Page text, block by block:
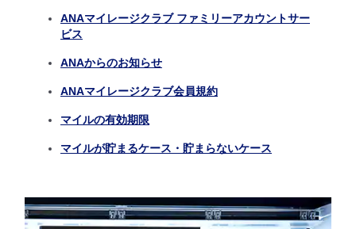
ANAマイレージクラブ ファミリーアカウントサー
ビス
ANAからのお知らせ
ANAマイレージクラブ会員規約
マイルの有効期限
マイルが貯まるケース・貯まらないケース